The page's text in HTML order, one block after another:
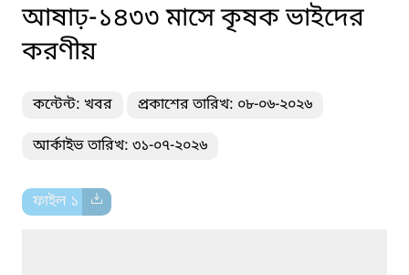
আষাঢ়-১৪৩৩ মাসে কৃষক ভাইদের
করণীয়
কন্টেন্ট: খবর প্রকাশের তারিখ: ০৮-০৬-২০২৬
আর্কাইভ তারিখ: ৩১-০৭-২০২৬
ফাইল ১